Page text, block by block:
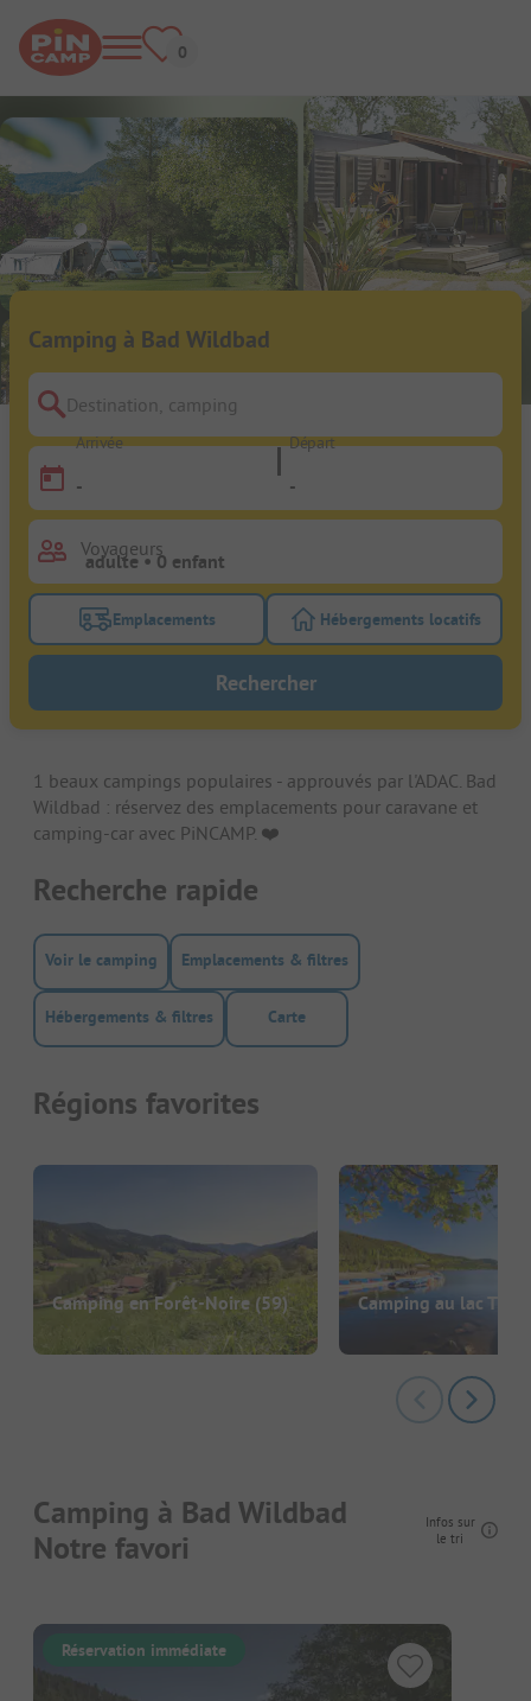
Camping à Bad Wildbad
Destination, camping
Arrivée
-
Départ
-
Voyageurs
Activez le bouton de filtre emplacements pour
Emplacements Activez le bouton
Hébergements locatifs
Rechercher
1 beaux campings populaires - approuvés par l'ADAC. Bad
Wildbad : réservez des emplacements pour caravane et
camping-car avec PiNCAMP. ❤️️
Recherche rapide
Voir le camping Emplacements & filtres
Hébergements & filtres Carte
Régions favorites
Camping en Forêt-Noire (59) Camping au lac
Camping à Bad Wildbad
Notre favori
Infos sur
le tri
Réservation immédiate